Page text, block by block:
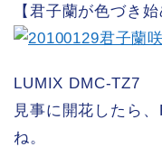
【君子蘭が色づき始
LUMIX DMC-TZ7
見事に開花したら
ね。